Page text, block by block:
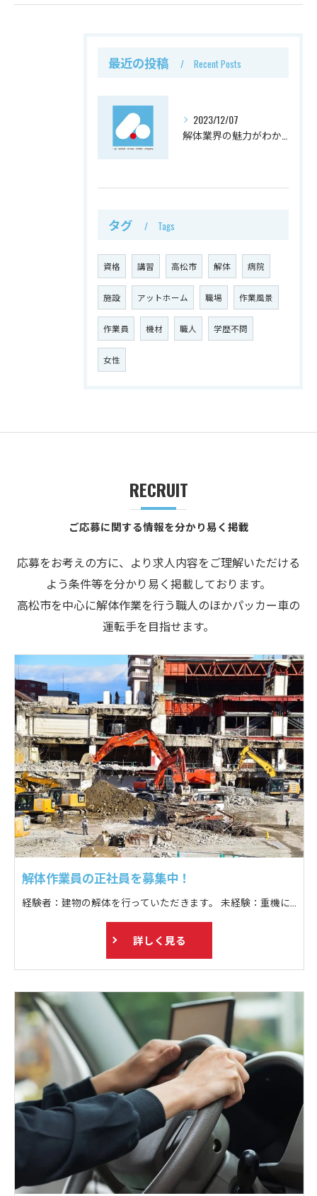
最近の投稿 Recent Posts
2023/12/07
タグ Tags
資格 講習 高松市 解体 病院
施設 アットホーム 職場 作業風景
作業員 機材 職人 学歴不問
女性
ご応募に関する情報を分かり易く掲載
RECRUIT
応募をお考えの方に、より求人内容をご理解いただける
よう条件等を分かり易く掲載しております。
高松市を中心に解体作業を行う職人のほかパッカー車の
運転手を目指せます。
解体作業員の正社員を募集中！
詳しく見る